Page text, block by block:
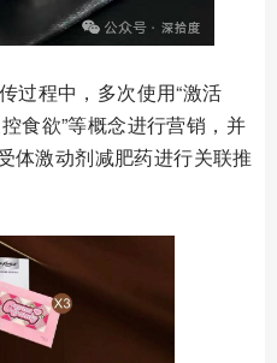
过程中，多次使用“激活
食欲”等概念进行营销，并
体激动剂减肥药进行关联推